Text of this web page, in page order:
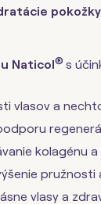
Naticol® s
vlasov a
kolagénu
vlasy a